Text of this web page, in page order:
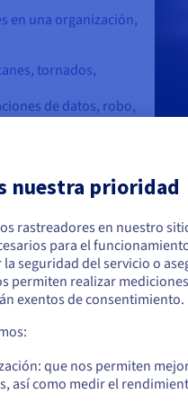
en una organización,
tornados,
de datos, robo,
en las
en los
como ciberataques
la recuperación ante
largos períodos de
los negocios y cómo puede
Estados Unidos
deberá buscar el sitio web
- $
nuestra prioridad
rastreadores en nuestro
para el
seguridad del servicio o
permiten realizar
exentos de consentimiento.
que nos permiten
así como medir el